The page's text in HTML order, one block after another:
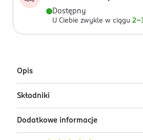
Dostępny
U Ciebie zwykle w ciągu 2-
Opis
To nie jest zwykła paczka
technologia, która umożliwia
doznania seksualne. Materiał
delikatny i wygodny, że zapewnia
Składniki
Syntetyczny poliizopren
Dodatkowe informacje